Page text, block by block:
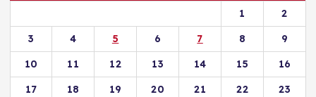
1
2
3
4 5 6 7 8
9
10
11 12 13 14 15
16
17
18 19 20 21 22
23